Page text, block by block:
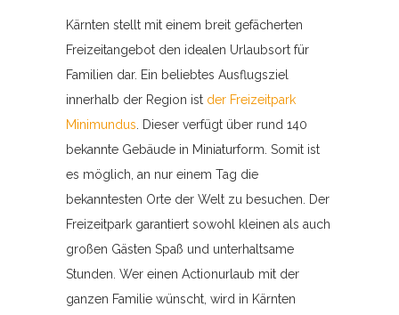
Kärnten stellt mit einem breit gefächerten
Freizeitangebot den idealen Urlaubsort für
Familien dar. Ein beliebtes Ausflugsziel
innerhalb der Region ist der Freizeitpark
Minimundus . Dieser verfügt über rund 140
bekannte Gebäude in Miniaturform. Somit ist
es möglich, an nur einem Tag die
bekanntesten Orte der Welt zu besuchen. Der
Freizeitpark garantiert sowohl kleinen als auch
großen Gästen Spaß und unterhaltsame
Stunden. Wer einen Actionurlaub mit der
ganzen Familie wünscht, wird in Kärnten